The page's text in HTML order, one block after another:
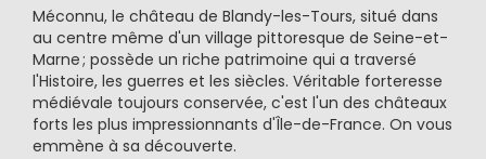
Méconnu, le château de Blandy-les-Tours, situé dans
au centre même d'un village pittoresque de Seine-et-
Marne ; possède un riche patrimoine qui a traversé
l'Histoire, les guerres et les siècles. Véritable forteresse
médiévale toujours conservée, c'est l'un des châteaux
forts les plus impressionnants d'Île-de-France. On vous
emmène à sa découverte.